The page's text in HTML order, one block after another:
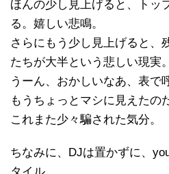
ほんの少し見上げると、トッ
る。嬉しい悲鳴。
さらにもう少し見上げると、
たちが大半という悲しい現実。
うーん、おかしいなあ、表で
もうちょっとマシに見えたの
これまた少々騙された気分。
ちなみに、DJは置かずに、